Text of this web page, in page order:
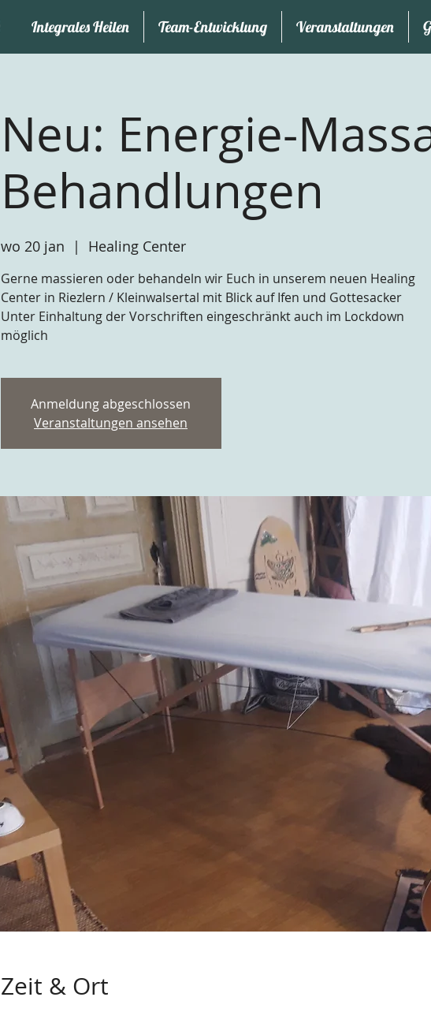
Integrales Heilen Team-Entwicklung Veranstaltungen
Neu: Energie-
Behandlungen
wo 20 jan
  |
Healing Center
Gerne massieren oder behandeln wir Euch in unserem neuen Healing
Center in Riezlern / Kleinwalsertal mit Blick auf Ifen und Gottesacker
Unter Einhaltung der Vorschriften eingeschränkt auch im Lockdown
möglich
Anmeldung abgeschlossen
Veranstaltungen ansehen
Zeit & Ort